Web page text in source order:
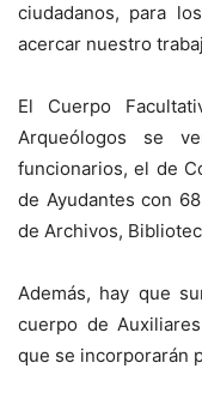
ciudadanos, para
acercar nuestro
El Cuerpo
Arqueólogos se
funcionarios, el de
de Ayudantes con
de Archivos,
Además, hay que
cuerpo de
que se incorporarán